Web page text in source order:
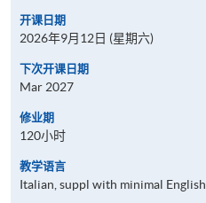
开课日期
2026年9月12日 (星期六)
下次开课日期
Mar 2027
修业期
120小时
教学语言
Italian, suppl with minimal English